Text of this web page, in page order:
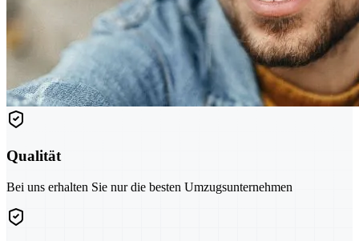
Qualität
Bei uns erhalten Sie nur die besten Umzugsunternehmen